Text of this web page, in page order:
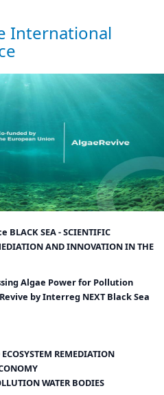
International
BLACK SEA - SCIENTIFIC
AND INNOVATION IN THE
Algae Powerfor Pollution
byInterreg NEXT Black Sea
REMEDIATION
WATER BODIES